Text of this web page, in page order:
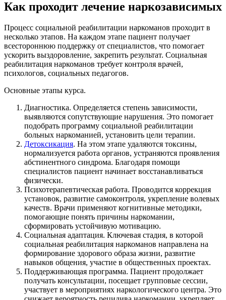
Как проходит лечение наркозависимых
Процесс социальной реабилитации наркоманов проходит в
несколько этапов. На каждом этапе пациент получает
всестороннюю поддержку от специалистов, что помогает
ускорить выздоровление, закрепить результат. Социальная
реабилитация наркоманов требует контроля врачей,
психологов, социальных педагогов.
Основные этапы курса.
Диагностика. Определяется степень зависимости,
выявляются сопутствующие нарушения. Это помогает
подобрать программу социальной реабилитации
больных наркоманией, установить цели терапии.
Детоксикация. На этом этапе удаляются токсины,
нормализуется работа органов, устраняются проявления
абстинентного синдрома. Благодаря помощи
специалистов пациент начинает восстанавливаться
физически.
Психотерапевтическая работа. Проводится коррекция
установок, развитие самоконтроля, укрепление волевых
качеств. Врачи применяют когнитивные методики,
помогающие понять причины наркомании,
сформировать устойчивую мотивацию.
Социальная адаптация. Ключевая стадия, в которой
социальная реабилитация наркоманов направлена на
формирование здорового образа жизни, развитие
навыков общения, участие в общественных проектах.
Поддерживающая программа. Пациент продолжает
получать консультации, посещает групповые сессии,
участвует в мероприятиях наркологического центра. Это